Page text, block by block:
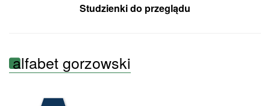
Studzienki do przeglądu
alfabet gorzowski